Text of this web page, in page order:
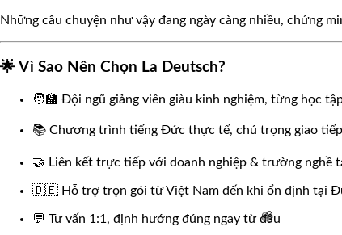
Những câu chuyện như vậy đang ngày càng nhiều, chứng
🌟 Vì Sao Nên Chọn La Deutsch?
🧑‍🏫 Đội ngũ giảng viên giàu kinh nghiệm, từng học
📚 Chương trình tiếng Đức thực tế, chú trọng giao
🤝 Liên kết trực tiếp với doanh nghiệp & trường nghề
🇩🇪 Hỗ trợ trọn gói từ Việt Nam đến khi ổn định tại
💬 Tư vấn 1:1, định hướng đúng ngay từ đầu